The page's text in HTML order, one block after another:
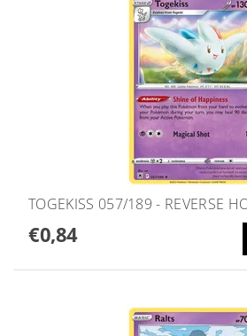
TOGEKISS 057/189 - REVERSE
€0,84